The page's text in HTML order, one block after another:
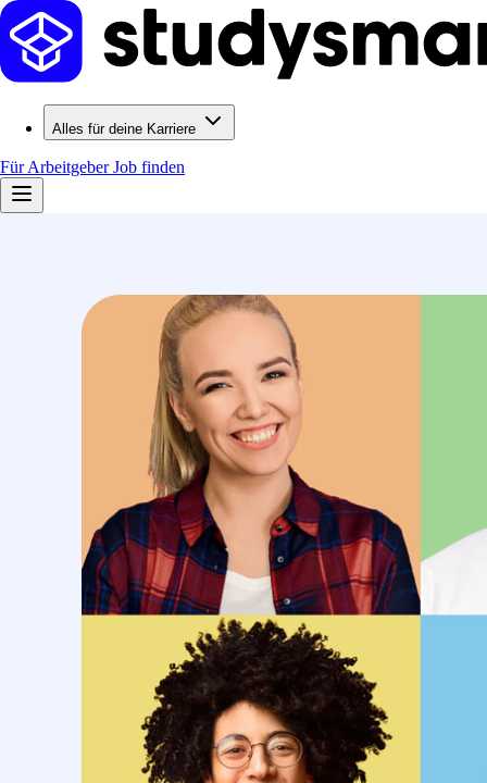
Alles für deine Karriere
Für ArbeitgeberJob finden